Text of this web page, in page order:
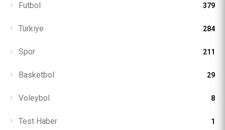
Futbol 379
Türkiye 284
Spor 211
Basketbol 29
Voleybol 8
Test Haber 1